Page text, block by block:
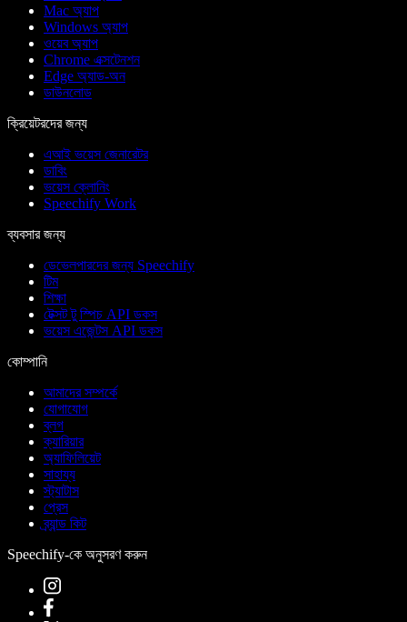
Mac অ্যাপ
Windows অ্যাপ
ওয়েব অ্যাপ
Chrome এক্সটেনশন
Edge অ্যাড-অন
ডাউনলোড
ক্রিয়েটরদের জন্য
এআই ভয়েস জেনারেটর
ডাবিং
ভয়েস ক্লোনিং
Speechify Work
ব্যবসার জন্য
ডেভেলপারদের জন্য Speechify
টিম
শিক্ষা
টেক্সট টু স্পিচ API ডকস
ভয়েস এজেন্টস API ডকস
কোম্পানি
আমাদের সম্পর্কে
যোগাযোগ
ব্লগ
ক্যারিয়ার
অ্যাফিলিয়েট
সাহায্য
স্ট্যাটাস
প্রেস
ব্র্যান্ড কিট
Speechify-কে অনুসরণ করুন